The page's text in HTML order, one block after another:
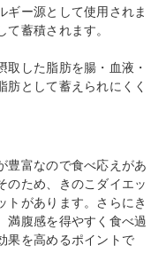
ギー源として使用されま
蓄積されます。
取した脂肪を腸・血液・
肪として蓄えられにくく
豊富なので食べ応えがあ
のため、きのこダイエッ
トがあります。さらにき
満腹感を得やすく食べ過
果を高めるポイントで